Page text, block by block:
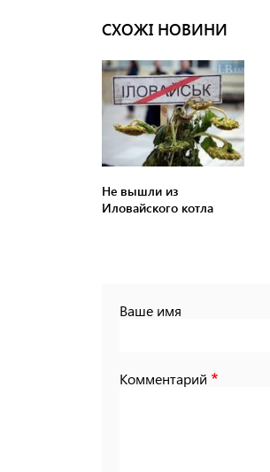
СХОЖІ НОВИНИ
Не вышли из
Иловайского котла
Ваше имя
Комментарий